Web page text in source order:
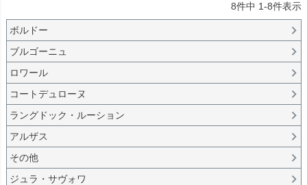
8件中 1-8件表示
ボルドー
ブルゴーニュ
ロワール
コートデュローヌ
ラングドック・ルーション
アルザス
その他
ジュラ・サヴォワ